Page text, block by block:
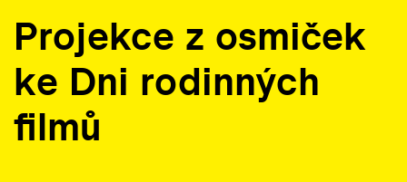
Projekce z osmiček
ke Dni rodinných
filmů